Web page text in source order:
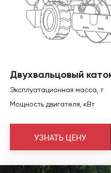
Двухвальцовый
Эксплуатационная масса, т
Мощность двигателя, кВт
УЗНАТЬ ЦЕНУ